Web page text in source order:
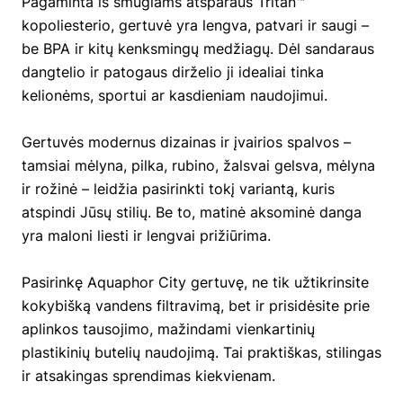
kopoliesterio, gertuvė yra lengva, patvari ir saugi –
be BPA ir kitų kenksmingų medžiagų. Dėl sandaraus
dangtelio ir patogaus dirželio ji idealiai tinka
kelionėms, sportui ar kasdieniam naudojimui.
Gertuvės modernus dizainas ir įvairios spalvos –
tamsiai mėlyna, pilka, rubino, žalsvai gelsva, mėlyna
ir rožinė – leidžia pasirinkti tokį variantą, kuris
atspindi Jūsų stilių. Be to, matinė aksominė danga
yra maloni liesti ir lengvai prižiūrima.
Pasirinkę Aquaphor City gertuvę, ne tik užtikrinsite
kokybišką vandens filtravimą, bet ir prisidėsite prie
aplinkos tausojimo, mažindami vienkartinių
plastikinių butelių naudojimą. Tai praktiškas, stilingas
ir atsakingas sprendimas kiekvienam.